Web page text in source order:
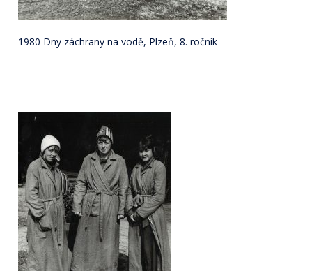
1980 Dny záchrany na vodě, Plzeň, 8. ročník